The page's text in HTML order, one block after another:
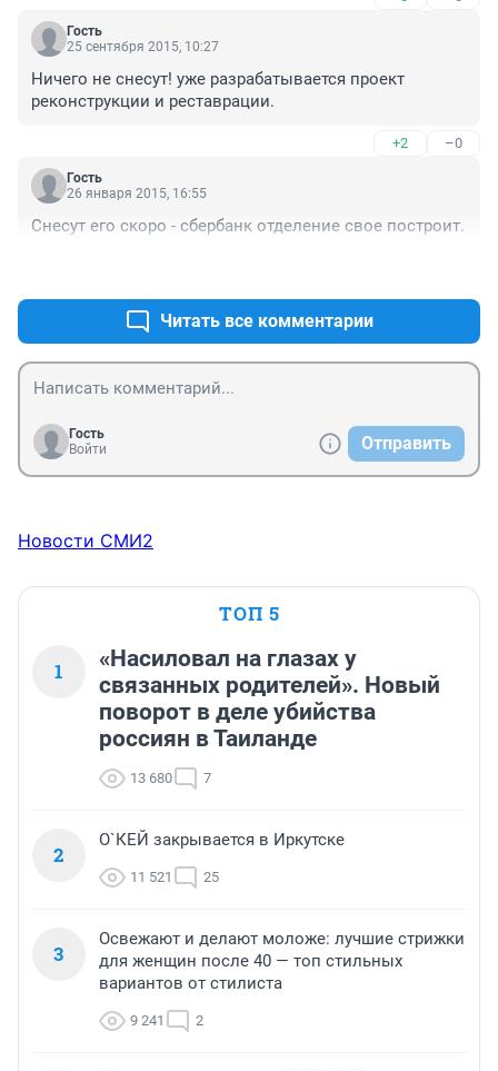
Гость
25 сентября 2015, 10:27
Ничего не снесут! уже разрабатывается проект
реконструкции и реставрации.
+2 –0
Гость
26 января 2015, 16:55
Снесут его скоро - сбербанк отделение свое построит.
Читать все комментарии
Гость
Войти
Отправить
Новости СМИ2
ТОП 5
1
«Насиловал на глазах у
связанных родителей». Новый
поворот в деле убийства
россиян в Таиланде
13 680 7
2
О`КЕЙ закрывается в Иркутске
11 521 25
3
Освежают и делают моложе: лучшие стрижки
для женщин после 40 — топ стильных
вариантов от стилиста
9 241 2